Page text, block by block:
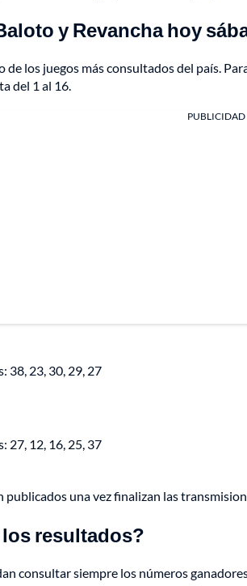
y Revancha hoy
los juegos más consultados del país.
del 1 al 16.
PUBLICIDAD
38, 23, 30, 29, 27
27, 12, 16, 25, 37
publicados una vez finalizan las
resultados?
consultar siempre los números